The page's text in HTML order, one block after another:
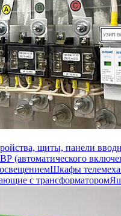
щиты, панели
Шкафы
с трансформатором